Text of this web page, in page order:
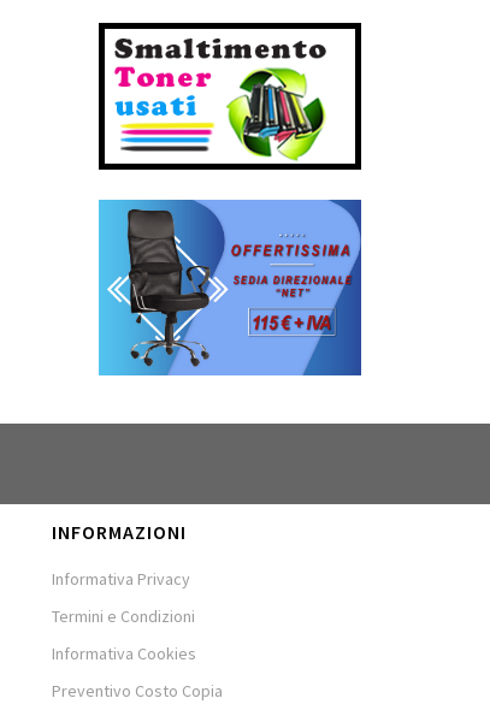
INFORMAZIONI
Informativa Privacy
Termini e Condizioni
Informativa Cookies
Preventivo Costo Copia